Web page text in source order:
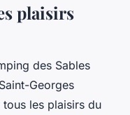
plaisirs
des Sables
Georges
les plaisirs du